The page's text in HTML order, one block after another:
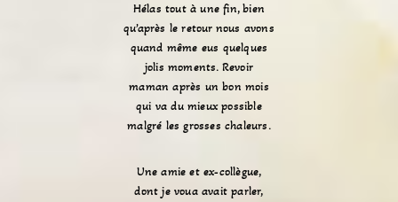
Hélas tout à une fin, bien
qu’après le retour nous avons
quand même eus quelques
jolis moments. Revoir
maman après un bon mois
qui va du mieux possible
malgré les grosses chaleurs.
Une amie et ex-collègue,
dont je voua avait parler,